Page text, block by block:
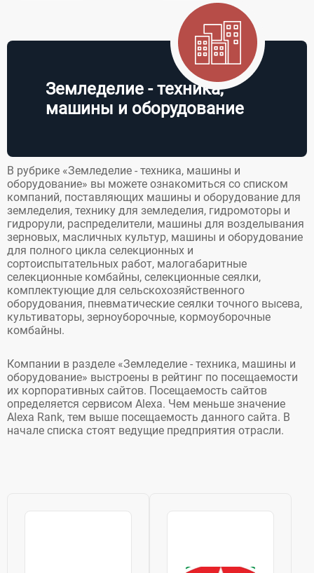
ремонте
продукции.
Крупные доли в
уставном
капитале ПАО...
Земледелие - техника,
машины и оборудование
В рубрике «Земледелие - техника, машины и
оборудование» вы можете ознакомиться со списком
компаний, поставляющих машины и оборудование для
земледелия, технику для земледелия, гидромоторы и
гидрорули, распределители, машины для возделывания
зерновых, масличных культур, машины и оборудование
для полного цикла селекционных и
сортоиспытательных работ, малогабаритные
селекционные комбайны, селекционные сеялки,
комплектующие для сельскохозяйственного
оборудования, пневматические сеялки точного высева,
культиваторы, зерноуборочные, кормоуборочные
комбайны.
Компании в разделе «Земледелие - техника, машины и
оборудование» выстроены в рейтинг по посещаемости
их корпоративных сайтов. Посещаемость сайтов
определяется сервисом Alexa. Чем меньше значение
Alexa Rank, тем выше посещаемость данного сайта. В
начале списка стоят ведущие предприятия отрасли.